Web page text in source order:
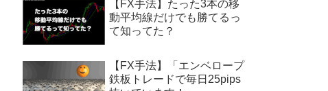
【FX手法】たった3本の移
動平均線だけでも勝てるっ
て知ってた？
【FX手法】「エンベロープ
鉄板トレードで毎日25pips